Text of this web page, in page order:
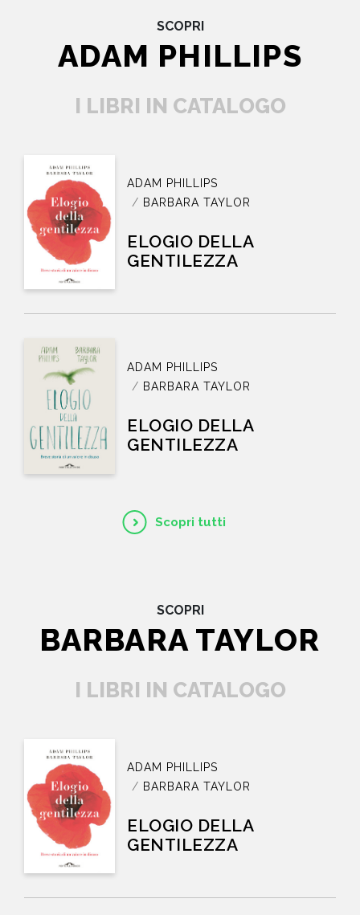
SCOPRI
ADAM PHILLIPS
I LIBRI IN CATALOGO
Scopri tutti
ADAM PHILLIPS
BARBARA TAYLOR
ELOGIO DELLA
GENTILEZZA
ADAM PHILLIPS
BARBARA TAYLOR
ELOGIO DELLA
GENTILEZZA
SCOPRI
BARBARA TAYLOR
I LIBRI IN CATALOGO
ADAM PHILLIPS
BARBARA TAYLOR
ELOGIO DELLA
GENTILEZZA